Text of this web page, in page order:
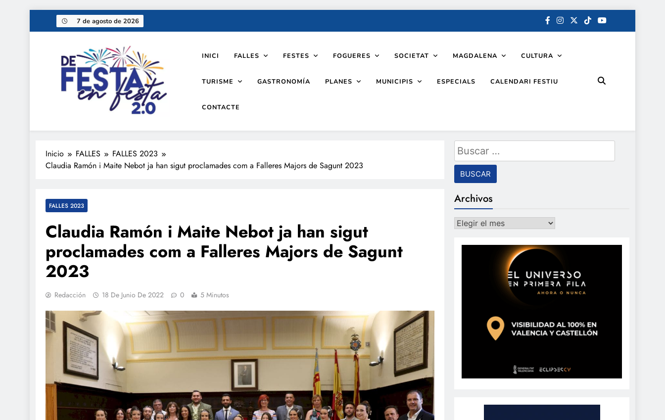
7 de agosto de 2026
De festa en festa 2.0
INICI FALLES FESTES FOGUERES SOCIETAT MAGDALENA CULTURA
TURISME GASTRONOMÍA PLANES MUNICIPIS ESPECIALS CALENDARI FESTIU
CONTACTE
Inicio FALLES
FALLES 2023
Claudia Ramón i Maite Nebot ja han sigut proclamades com a Falleres Majors de Sagunt 2023
FALLES 2023
Claudia Ramón i Maite Nebot ja han sigut
proclamades com a Falleres Majors de Sagunt
2023
Redacción 18 De Junio De 2022 0 5 Minutos
Buscar:
Archivos
Archivos